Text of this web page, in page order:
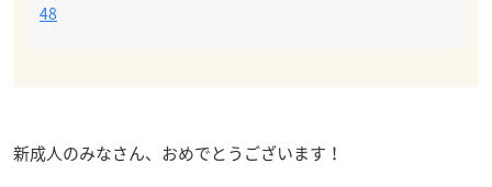
48
新成人のみなさん、おめでとうございます！